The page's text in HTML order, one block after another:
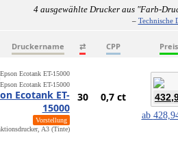
4 ausgewählte Drucker aus "Farb-
– Technische
Druckername ⇄ CPP Preis
Epson Ecotank ET-15000
Ecotank ET-
15000
Vorstellung
A3 (Tinte)
30 0,7 ct
ab